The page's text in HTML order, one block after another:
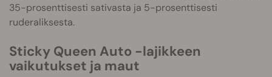
35-prosenttisesti sativasta ja 5-prosenttisesti
ruderaliksesta.
Sticky Queen Auto -lajikkeen
vaikutukset ja maut